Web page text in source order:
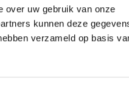
over uw gebruik van onze
kunnen deze
verzameld op basis